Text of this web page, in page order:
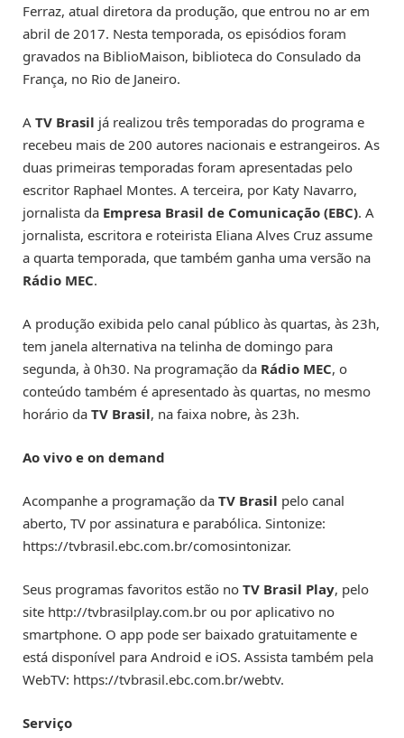
Ferraz, atual diretora da produção, que entrou no ar em
abril de 2017. Nesta temporada, os episódios foram
gravados na BiblioMaison, biblioteca do Consulado da
França, no Rio de Janeiro.
A TV Brasil já realizou três temporadas do programa e
recebeu mais de 200 autores nacionais e estrangeiros. As
duas primeiras temporadas foram apresentadas pelo
escritor Raphael Montes. A terceira, por Katy Navarro,
jornalista da Empresa Brasil de Comunicação (EBC). A
jornalista, escritora e roteirista Eliana Alves Cruz assume
a quarta temporada, que também ganha uma versão na
Rádio MEC.
A produção exibida pelo canal público às quartas, às 23h,
tem janela alternativa na telinha de domingo para
segunda, à 0h30. Na programação da Rádio MEC, o
conteúdo também é apresentado às quartas, no mesmo
horário da TV Brasil, na faixa nobre, às 23h.
Ao vivo e on demand
Acompanhe a programação da TV Brasil pelo canal
aberto, TV por assinatura e parabólica. Sintonize:
https://tvbrasil.ebc.com.br/comosintonizar.
Seus programas favoritos estão no TV Brasil Play, pelo
site http://tvbrasilplay.com.br ou por aplicativo no
smartphone. O app pode ser baixado gratuitamente e
está disponível para Android e iOS. Assista também pela
WebTV: https://tvbrasil.ebc.com.br/webtv.
Serviço